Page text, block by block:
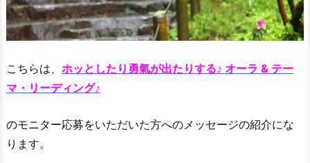
こちらは、 ホッとしたり勇氣が出たりする♪ オーラ & テー
マ・リーディング♪
のモニター応募をいただいた方へのメッセージの紹介にな
ります。